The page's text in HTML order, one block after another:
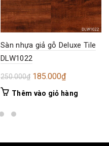
Sàn nhựa giả gỗ Deluxe Tile
DLW1022
250.000₫ Giá
gốc
185.000₫Giá
hiện
Thêm vào giỏ hàng